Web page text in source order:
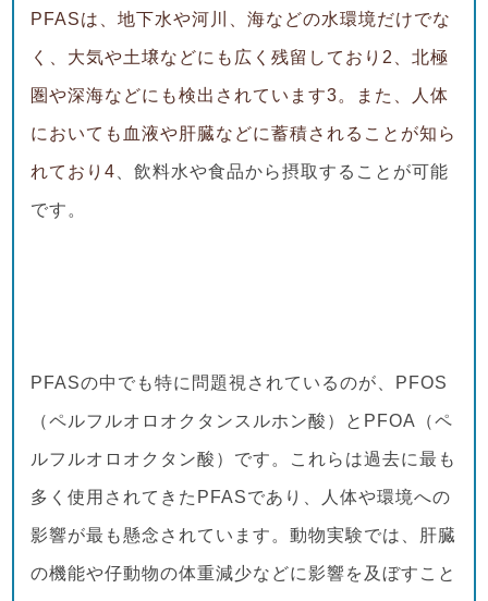
PFASは、地下水や河川、海などの水環境だけでな
く、大気や土壌などにも広く残留しており 2 、北極
圏や深海などにも検出されています3。また、人体
においても血液や肝臓などに蓄積されることが知ら
れており 4 、飲料水や食品から摂取することが可能
です。
PFASの中でも特に問題視されているのが、PFOS
（ペルフルオロオクタンスルホン酸）とPFOA（ペ
ルフルオロオクタン酸）です。これらは過去に最も
多く使用されてきたPFASであり、人体や環境への
影響が最も懸念されています。動物実験では、肝臓
の機能や仔動物の体重減少などに影響を及ぼすこと